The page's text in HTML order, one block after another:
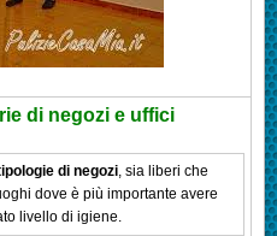
di negozi e uffici
di negozi, sia liberi che
dove è più importante avere
livello di igiene.